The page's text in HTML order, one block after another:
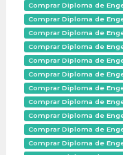
Comprar Diploma de
Comprar Diploma de
Comprar Diploma de
Comprar Diploma de
Comprar Diploma de
Comprar Diploma de
Comprar Diploma de
Comprar Diploma de
Comprar Diploma de
Comprar Diploma de
Comprar Diploma de